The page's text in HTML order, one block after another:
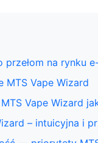
przełom na rynku
MTS Vape Wizard
Vape Wizard
– intuicyjna i